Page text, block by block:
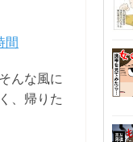
間
んな風に
、帰りた